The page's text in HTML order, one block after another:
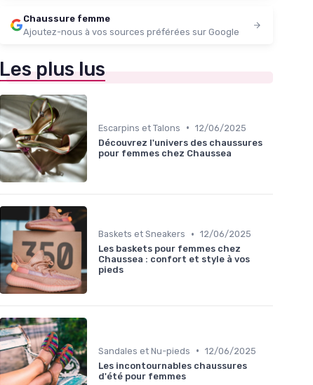
Chaussure femme
Ajoutez-nous à vos sources préférées sur Google
Les plus lus
Escarpins et Talons • 12/06/2025
Découvrez l'univers des chaussures
pour femmes chez Chaussea
Baskets et Sneakers • 12/06/2025
Les baskets pour femmes chez
Chaussea : confort et style à vos
pieds
Sandales et Nu-pieds • 12/06/2025
Les incontournables chaussures
d'été pour femmes